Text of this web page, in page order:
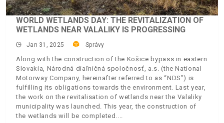
WORLD WETLANDS DAY: THE REVITALIZATION OF
WETLANDS NEAR VALALIKY IS PROGRESSING
Jan 31, 2025 Správy
Along with the construction of the Košice bypass in eastern
Slovakia, Národná diaľničná spoločnosť, a.s. (the National
Motorway Company, hereinafter referred to as “NDS”) is
fulfilling its obligations towards the environment. Last year,
the work on the revitalisation of wetlands near the Valaliky
municipality was launched. This year, the construction of
the wetlands will be completed.